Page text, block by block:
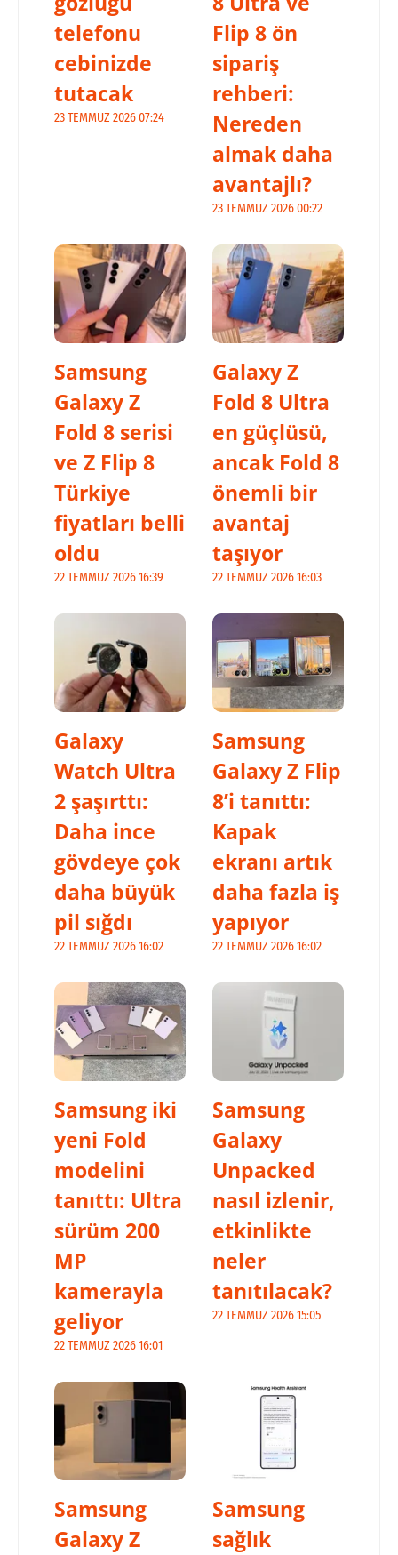
telefonu
cebinizde
tutacak
23 TEMMUZ 2026 07:24
Flip 8 ön
sipariş
rehberi:
Nereden
almak daha
avantajlı?
23 TEMMUZ 2026 00:22
Samsung
Galaxy Z
Fold 8 serisi
ve Z Flip 8
Türkiye
fiyatları belli
oldu
22 TEMMUZ 2026 16:39
Galaxy Z
Fold 8 Ultra
en güçlüsü,
ancak Fold 8
önemli bir
avantaj
taşıyor
22 TEMMUZ 2026 16:03
Galaxy
Watch Ultra
2 şaşırttı:
Daha ince
gövdeye çok
daha büyük
pil sığdı
22 TEMMUZ 2026 16:02
Samsung
Galaxy Z Flip
8’i tanıttı:
Kapak
ekranı artık
daha fazla iş
yapıyor
22 TEMMUZ 2026 16:02
Samsung iki
yeni Fold
modelini
tanıttı: Ultra
sürüm 200
MP
kamerayla
geliyor
22 TEMMUZ 2026 16:01
Samsung
Galaxy
Unpacked
nasıl izlenir,
etkinlikte
neler
tanıtılacak?
22 TEMMUZ 2026 15:05
Samsung
Galaxy Z
Samsung
sağlık